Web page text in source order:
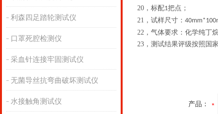
利森四足踏轮测试仪
口罩死腔检测仪
采血针连接牢固测试仪
无菌导丝抗弯曲破坏测试仪
水接触角测试仪
20， 标配1把点；
21， 试样尺寸：
22， 气体要求：化学纯丁
23， 测试结果评级按照国
产品：